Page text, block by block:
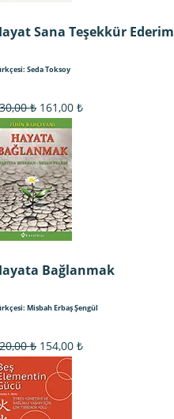
Sana Teşekkür Ederim
Seda Toksoy
₺ Orijinal
fiyat:
230,00 ₺.
161,00₺Şu
Bağlanmak
Misbah Erbaş Şengül
₺ Orijinal
fiyat:
220,00 ₺.
154,00₺Şu